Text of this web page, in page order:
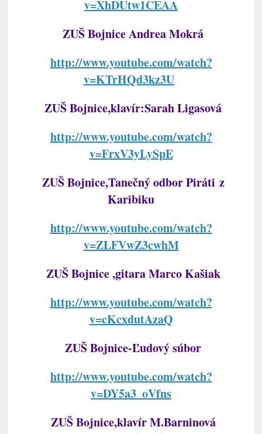
v=XhDUtw1CEAA
ZUŠ Bojnice Andrea Mokrá
http://www.youtube.com/watch?
v=KTrHQd3kz3U
ZUŠ Bojnice,klavír:Sarah Ligasová
http://www.youtube.com/watch?
v=FrxV3yLySpE
ZUŠ Bojnice,Tanečný odbor Piráti z
Karibiku
http://www.youtube.com/watch?
v=ZLFVwZ3cwhM
ZUŠ Bojnice ,gitara Marco Kašiak
http://www.youtube.com/watch?
v=cKcxdutAzaQ
ZUŠ Bojnice-Ľudový súbor
http://www.youtube.com/watch?
v=DY5a3_oVfns
ZUŠ Bojnice,klavír M.Barninová